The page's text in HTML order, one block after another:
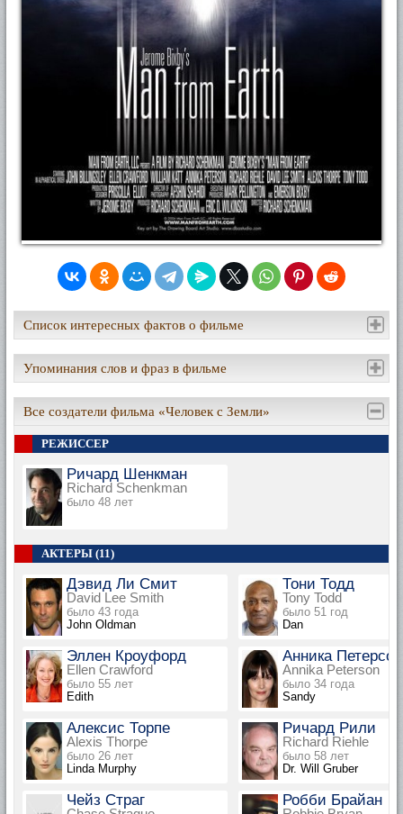
Список интересных фактов о фильме
Упоминания слов и фраз в фильме
Все создатели фильма «Человек с Земли»
РЕЖИССЕР
Ричард Шенкман
Richard Schenkman
было 48 лет
АКТЕРЫ (11)
Дэвид Ли Смит
David Lee Smith
было 43 года
John Oldman
Тони Тодд
Tony Todd
было 51 год
Dan
Эллен Кроуфорд
Ellen Crawford
было 55 лет
Edith
Анника Петерсон
Annika Peterson
было 34 года
Sandy
Алексис Торпе
Alexis Thorpe
было 26 лет
Linda Murphy
Ричард Рили
Richard Riehle
было 58 лет
Dr. Will Gruber
Чейз Страг Робби Брайан